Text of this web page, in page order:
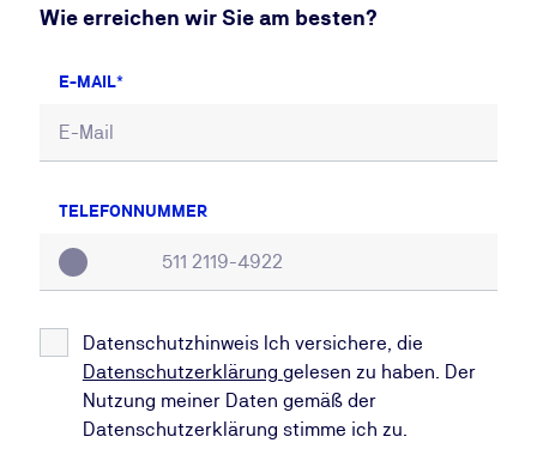
Wie erreichen wir Sie am besten?
E-MAIL
TELEFONNUMMER
Datenschutzhinweis Ich versichere, die
Datenschutzerklärung gelesen zu haben. Der
Nutzung meiner Daten gemäß der
Datenschutzerklärung stimme ich zu.